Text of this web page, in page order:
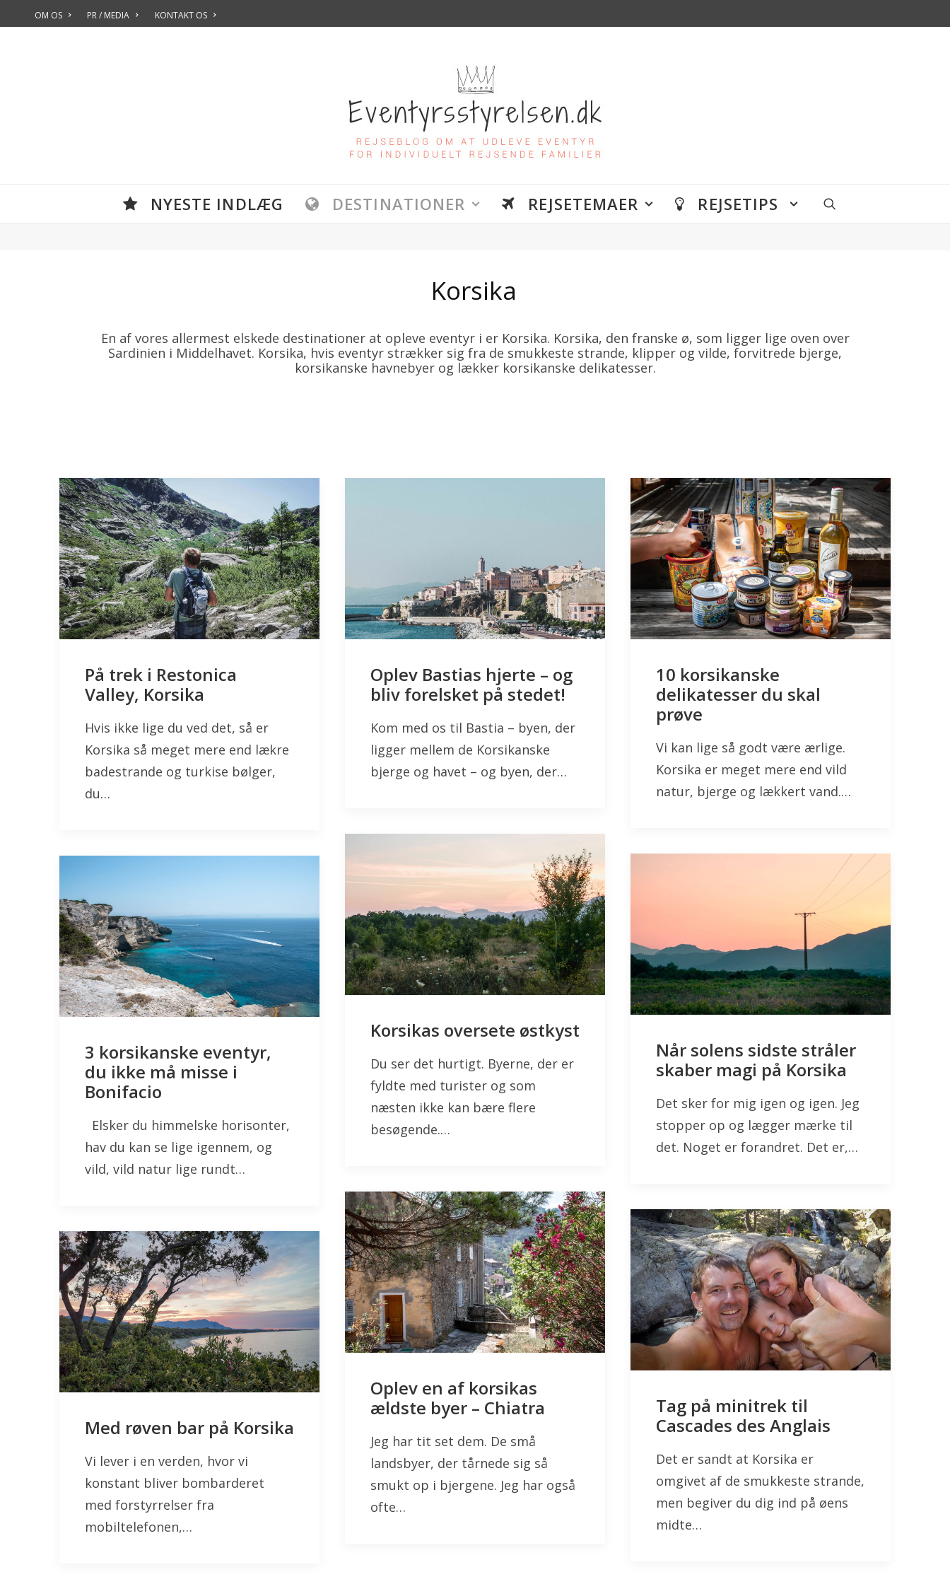
OM OS PR / MEDIA KONTAKT OS
NYESTE INDLÆG DESTINATIONER REJSETEMAER REJSETIPS
Korsika
En af vores allermest elskede destinationer at opleve eventyr i er Korsika. Korsika, den franske ø, som ligger lige oven over
Sardinien i Middelhavet. Korsika, hvis eventyr strækker sig fra de smukkeste strande, klipper og vilde, forvitrede bjerge,
korsikanske havnebyer og lækker korsikanske delikatesser.
På trek i Restonica
Valley, Korsika
Hvis ikke lige du ved det, så er
Korsika så meget mere end lækre
badestrande og turkise bølger,
du…
Oplev Bastias hjerte – og
bliv forelsket på stedet!
Kom med os til Bastia – byen, der
ligger mellem de Korsikanske
bjerge og havet – og byen, der…
10 korsikanske
delikatesser du skal
prøve
Vi kan lige så godt være ærlige.
Korsika er meget mere end vild
natur, bjerge og lækkert vand.…
Korsikas oversete østkyst
Du ser det hurtigt. Byerne, der er
fyldte med turister og som
næsten ikke kan bære flere
besøgende.…
Når solens sidste stråler
skaber magi på Korsika
Det sker for mig igen og igen. Jeg
stopper op og lægger mærke til
det. Noget er forandret. Det er,…
3 korsikanske eventyr,
du ikke må misse i
Bonifacio
Elsker du himmelske horisonter,
hav du kan se lige igennem, og
vild, vild natur lige rundt…
Oplev en af korsikas
ældste byer – Chiatra
Jeg har tit set dem. De små
landsbyer, der tårnede sig så
smukt op i bjergene. Jeg har også
ofte…
Tag på minitrek til
Cascades des Anglais
Det er sandt at Korsika er
omgivet af de smukkeste strande,
men begiver du dig ind på øens
midte…
Med røven bar på Korsika
Vi lever i en verden, hvor vi
konstant bliver bombarderet
med forstyrrelser fra
mobiltelefonen,…